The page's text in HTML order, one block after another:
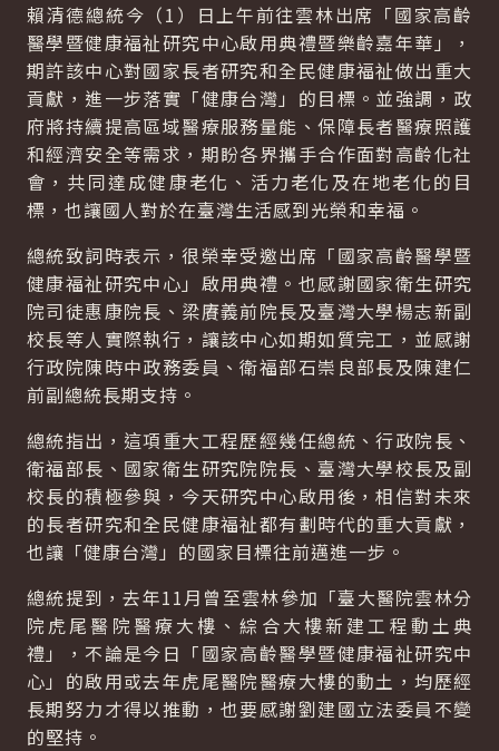
賴清德總統今（1）日上午前往雲林出席「國家高齡
醫學暨健康福祉研究中心啟用典禮暨樂齡嘉年華」，
期許該中心對國家長者研究和全民健康福祉做出重大
貢獻，進一步落實「健康台灣」的目標。並強調，政
府將持續提高區域醫療服務量能、保障長者醫療照護
和經濟安全等需求，期盼各界攜手合作面對高齡化社
會，共同達成健康老化、活力老化及在地老化的目
標，也讓國人對於在臺灣生活感到光榮和幸福。
總統致詞時表示，很榮幸受邀出席「國家高齡醫學暨
健康福祉研究中心」啟用典禮。也感謝國家衛生研究
院司徒惠康院長、梁賡義前院長及臺灣大學楊志新副
校長等人實際執行，讓該中心如期如質完工，並感謝
行政院陳時中政務委員、衛福部石崇良部長及陳建仁
前副總統長期支持。
總統指出，這項重大工程歷經幾任總統、行政院長、
衛福部長、國家衛生研究院院長、臺灣大學校長及副
校長的積極參與，今天研究中心啟用後，相信對未來
的長者研究和全民健康福祉都有劃時代的重大貢獻，
也讓「健康台灣」的國家目標往前邁進一步。
總統提到，去年11月曾至雲林參加「臺大醫院雲林分
院虎尾醫院醫療大樓、綜合大樓新建工程動土典
禮」，不論是今日「國家高齡醫學暨健康福祉研究中
心」的啟用或去年虎尾醫院醫療大樓的動土，均歷經
長期努力才得以推動，也要感謝劉建國立法委員不變
的堅持。